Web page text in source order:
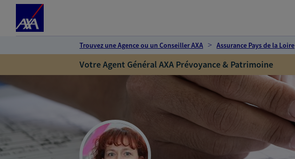
Trouvez une Agence ou un Conseiller AXA Assurance Pays de la Loire
Votre Agent Général AXA Prévoyance & Patrimoine